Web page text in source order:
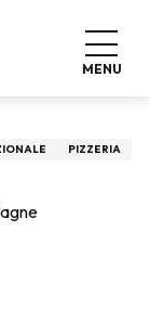
MENU
PIZZERIA